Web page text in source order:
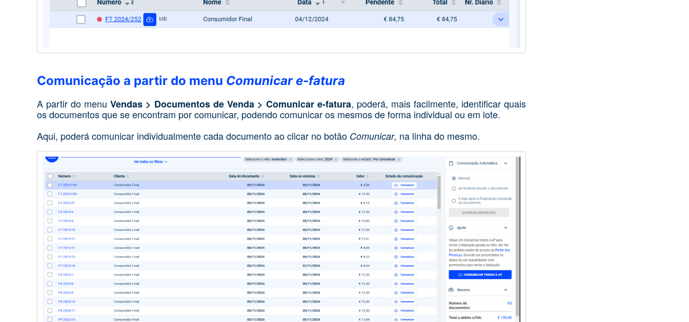
Comunicação a partir do menu Comunicar e-fatura
A partir do menu Vendas > Documentos de Venda > Comunicar e-fatura, poderá, mais facilmente, identificar quais
os documentos que se encontram por comunicar, podendo comunicar os mesmos de forma individual ou em lote.
Aqui, poderá comunicar individualmente cada documento ao clicar no botão Comunicar, na linha do mesmo.